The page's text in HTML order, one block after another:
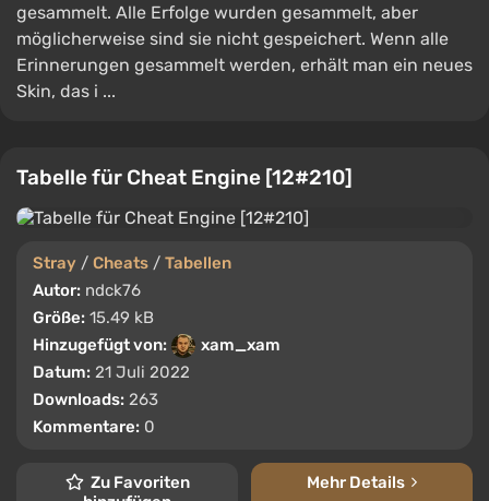
gesammelt. Alle Erfolge wurden gesammelt, aber
möglicherweise sind sie nicht gespeichert. Wenn alle
Erinnerungen gesammelt werden, erhält man ein neues
Skin, das i ...
Tabelle für Cheat Engine [12#210]
Stray / Cheats / Tabellen
Autor: ndck76
Größe: 15.49 kB
Hinzugefügt von:
xam_xam
Datum: 21 Juli 2022
Downloads: 263
Kommentare: 0
Zu Favoriten
Mehr Details